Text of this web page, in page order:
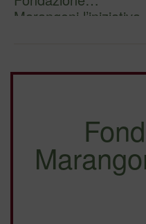
Marangoni l’iniziativa